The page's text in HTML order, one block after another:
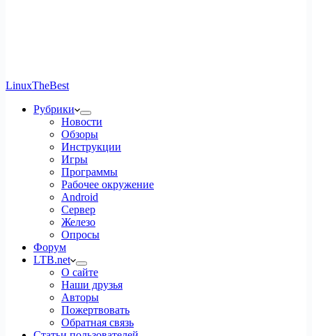
LinuxTheBest
Рубрики
Новости
Обзоры
Инструкции
Игры
Программы
Рабочее окружение
Android
Сервер
Железо
Опросы
Форум
LTB.net
О сайте
Наши друзья
Авторы
Пожертвовать
Обратная связь